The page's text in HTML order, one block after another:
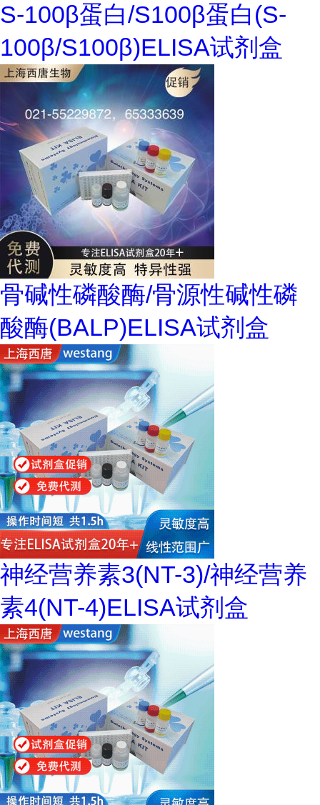
S-100β蛋白/S100β蛋白(S-
100β/S100β)ELISA试剂盒
骨碱性磷酸酶/骨源性碱性磷
酸酶(BALP)ELISA试剂盒
神经营养素3(NT-3)/神经营养
素4(NT-4)ELISA试剂盒